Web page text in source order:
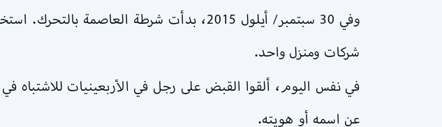
وفي 30 سبتمبر/ أيلول 2015، بدأت شرطة
شركات ومنزل واحد.
عن اسمه أو هويته.